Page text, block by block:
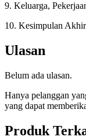
9. Keluarga,
10. Kesimpulan
Ulasan
Belum ada ulasan.
Hanya pelanggan
yang dapat
Produk